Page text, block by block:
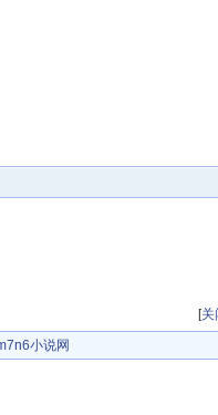
[关
小说网